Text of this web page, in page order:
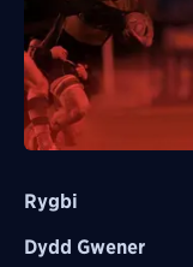
Rygbi
Dydd Gwener